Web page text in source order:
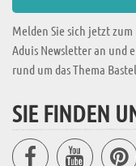
Melden Sie sich jetzt zum
Aduis Newsletter an und
rund um das Thema
SIE FINDEN